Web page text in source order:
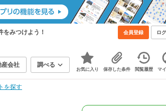
みつけよう！ 会員登録 ロ
産会社 調べる
お気に入り 保存した条件 閲覧履歴 マ
を探す